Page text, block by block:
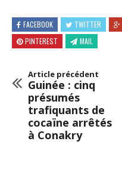
FACEBOOK TWITTER
PINTEREST
MAIL
Article précédent
Guinée : cinq
présumés
trafiquants de
cocaïne arrêtés
à Conakry